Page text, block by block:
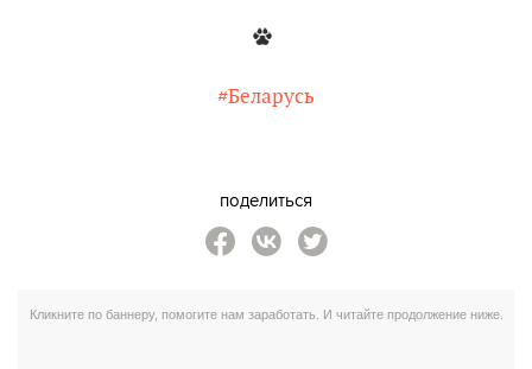
#Беларусь
поделиться